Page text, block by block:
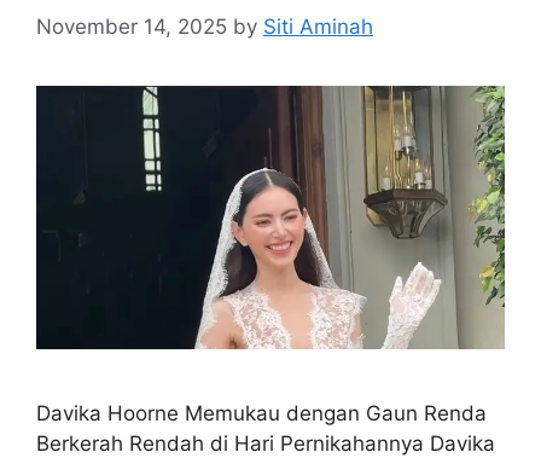
November 14, 2025 by Siti Aminah
Davika Hoorne Memukau dengan Gaun Renda
Berkerah Rendah di Hari Pernikahannya Davika